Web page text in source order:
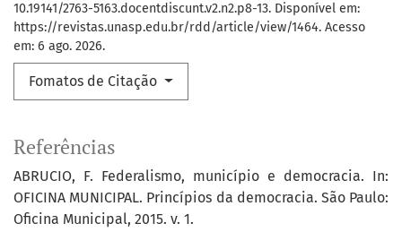
10.19141/2763-5163.docentdiscunt.v2.n2.p8-13. Disponível em:
https://revistas.unasp.edu.br/rdd/article/view/1464. Acesso
em: 6 ago. 2026.
Fomatos de Citação
Referências
ABRUCIO, F. Federalismo, município e democracia. In:
OFICINA MUNICIPAL. Princípios da democracia. São Paulo:
Oficina Municipal, 2015. v. 1.